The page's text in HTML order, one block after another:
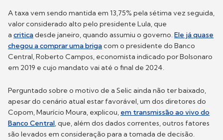
A taxa vem sendo mantida em 13,75% pela sétima vez seguida,
valor considerado alto pelo presidente Lula, que
a criticadesde janeiro, quando assumiu o governo.Ele já quase
chegou a comprar uma brigacom o presidente do Banco
Central, Roberto Campos, economista indicado por Bolsonaro
em 2019 e cujo mandato vai até o final de 2024.
Perguntado sobre o motivo de a Selic ainda não ter baixado,
apesar do cenário atual estar favorável, um dos diretores do
Copom, Maurício Moura, explicou, em transmissão ao vivo do
Banco Central, que, além dos dados correntes, outros fatores
são levados em consideração para a tomada de decisão.